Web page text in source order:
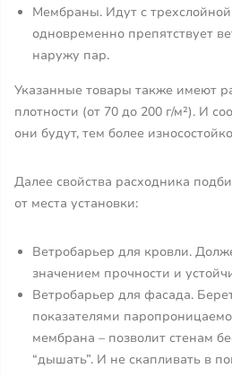
Мембраны. Идут с трехслойной
одновременно препятствует
наружу пар.
Указанные товары также имеют
плотности (от 70 до 200 г/м²). И
они будут, тем более
Далее свойства расходника
от места установки:
Ветробарьер для кровли.
значением прочности и
Ветробарьер для фасада.
показателями
мембрана – позволит стенам
“дышать”. И не скапливать в